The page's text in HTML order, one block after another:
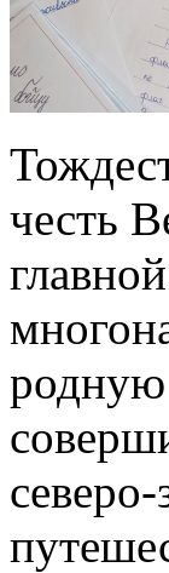
честь
родную